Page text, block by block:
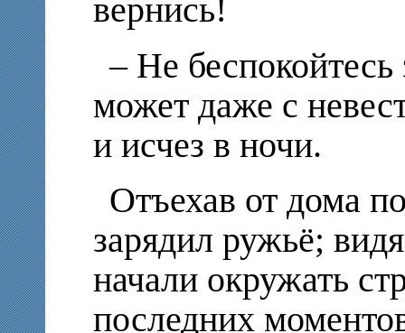
вернись!
– Не беспокойтесь
может даже с
и исчез в ночи.
Отъехав от дома
зарядил ружьё;
начали окружать
последних